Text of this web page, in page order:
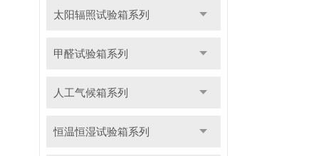
太阳辐照试验箱系列
甲醛试验箱系列
人工气候箱系列
恒温恒湿试验箱系列